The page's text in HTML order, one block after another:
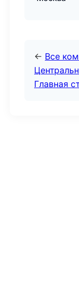
← Все
Главная